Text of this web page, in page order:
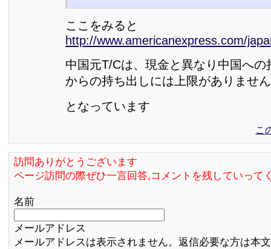
ここをみると
http://www.americanexpress.com/
中国元T/Cは、現金と異なり中国への
からの持ち出しには上限がありませ
となっています
こ
訪問ありがとうございます
ページ訪問の際ぜひ一言回答,コメントを残していって
名前
メールアドレス
メールアドレスは表示されません。返信必要な方は本